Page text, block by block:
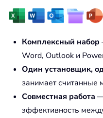
Комплексный набор
Word, Outlook и
Один установщик,
занимает считанные
Совместная работа
эффективность